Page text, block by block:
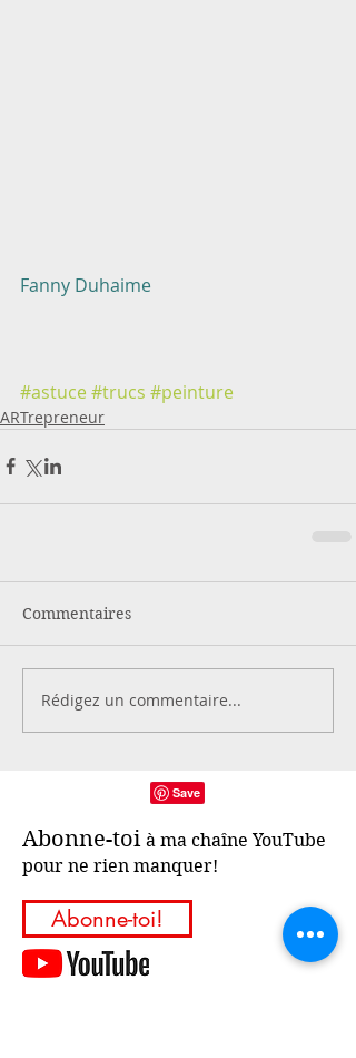
Fanny Duhaime
#astuce #trucs #peinture
ARTrepreneur
Commentaires
Rédigez un commentaire...
Abonne-toi à ma chaîne YouTube
pour ne rien manquer!
Abonne-toi!